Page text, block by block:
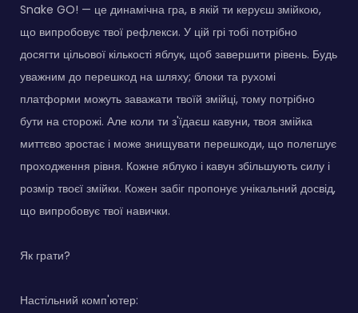
Snake GO! — це динамічна гра, в якій ти керуєш змійкою,
що випробовує твої рефлекси. У цій грі тобі потрібно
досягти цільової кількості яблук, щоб завершити рівень. Будь
уважним до перешкод на шляху; блоки та рухомі
платформи можуть заважати твоїй змійці, тому потрібно
бути на сторожі. Але коли ти з'їдаєш кавуни, твоя змійка
миттєво зростає і може знищувати перешкоди, що полегшує
проходження рівня. Кожне яблуко і кавун збільшують силу і
розмір твоєї змійки. Кожен забіг пропонує унікальний досвід,
що випробовує твої навички.
Як грати?
Настільний комп'ютер: